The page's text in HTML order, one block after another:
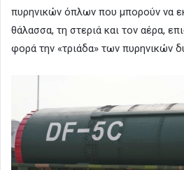
πυρηνικών όπλων που μπορούν να
θάλασσα, τη στεριά και τον αέρα,
φορά την «τριάδα» των πυρηνικών